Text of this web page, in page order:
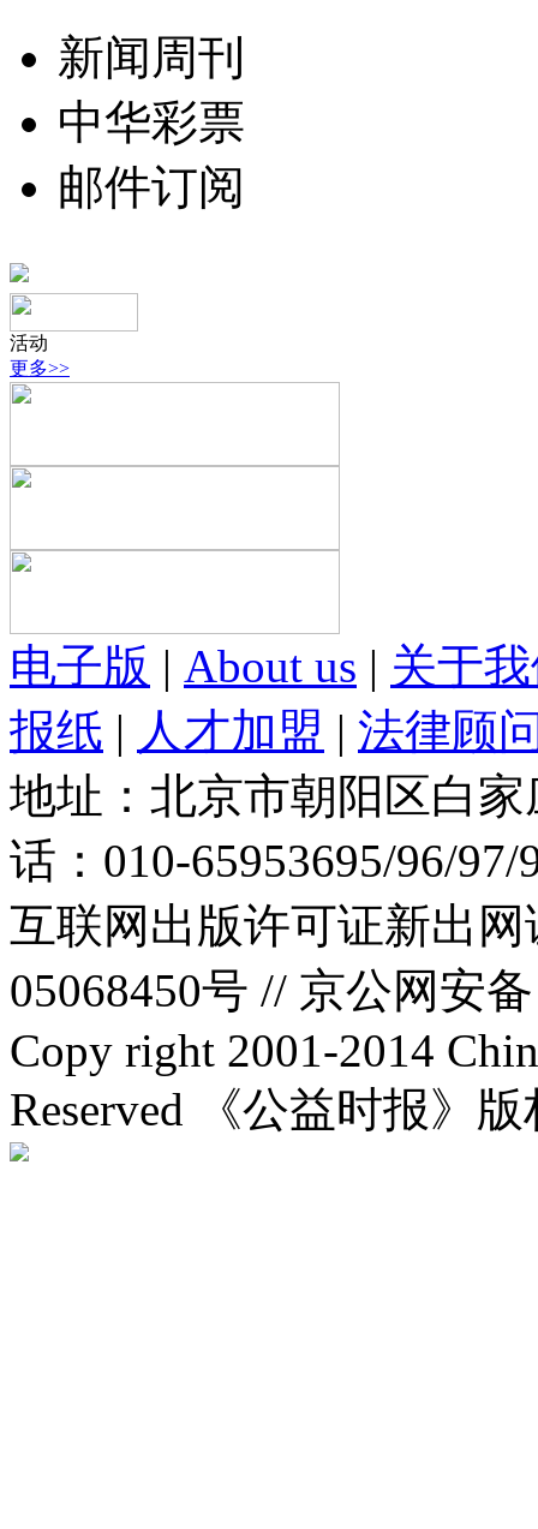
新闻周刊
中华彩票
邮件订阅
活动
更多>>
电子版 | About us | 关于
报纸 | 人才加盟 | 法律顾
地址：北京市朝阳区白
话：010-65953695/96/
互联网出版许可证新出
05068450号 // 京公网安
Copy right 2001-2014
Reserved 《公益时报》